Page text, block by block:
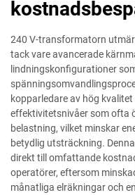
240 V-transformatorn
tack vare avancerade
lindningskonfigurationer
kopparledare av hög
effektivitetsnivåer som ofta
belastning, vilket minskar
betydlig utsträckning.
direkt till omfattande
operatörer, eftersom
månatliga elräkningar och